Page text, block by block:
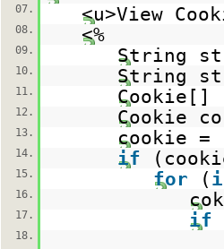
07.
<u>View
08. <%
09. String
10. String
11. Cookie[]
12. Cookie
13. cookie =
14. if
15. for (
16.
17. if
18.